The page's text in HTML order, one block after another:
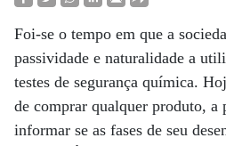
Foi-se o tempo em que a
passividade e naturalidade a
testes de segurança química.
de comprar qualquer produto, a
informar se as fases de seu